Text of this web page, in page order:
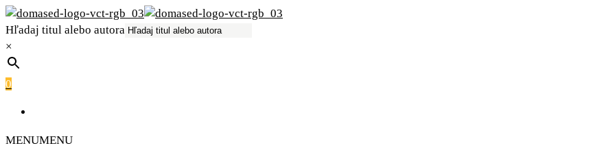
Hľadaj titul alebo autora
×
0
MENUMENU